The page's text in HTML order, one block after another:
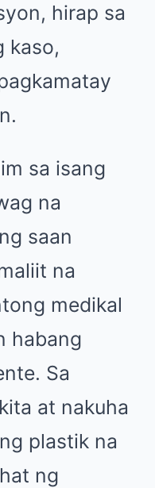
hirap sa
kaso,
sa isang
na
saan
na
medikal
habang
Sa
at nakuha
plastik na
ng